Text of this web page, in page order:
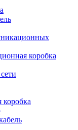
коробка
коробка